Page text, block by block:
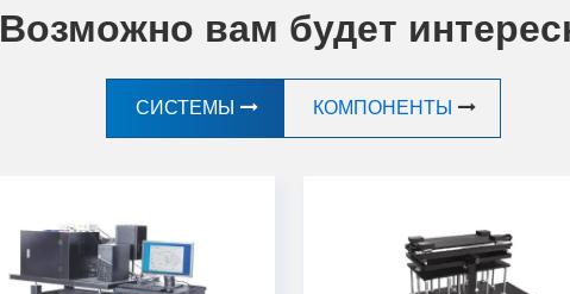
Возможно вам будет
СИСТЕМЫ КОМПОНЕНТЫ